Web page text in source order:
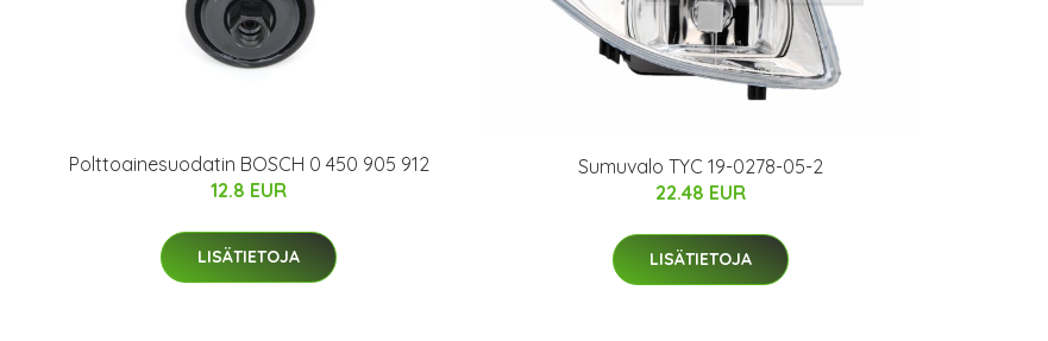
Polttoainesuodatin BOSCH 0 450 905 912
12.8 EUR
LISÄTIETOJA
Sumuvalo TYC 19-0278-05-2
22.48 EUR
LISÄTIETOJA